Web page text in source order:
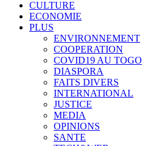
CULTURE
ECONOMIE
PLUS
ENVIRONNEMENT
COOPERATION
COVID19 AU TOGO
DIASPORA
FAITS DIVERS
INTERNATIONAL
JUSTICE
MEDIA
OPINIONS
SANTE